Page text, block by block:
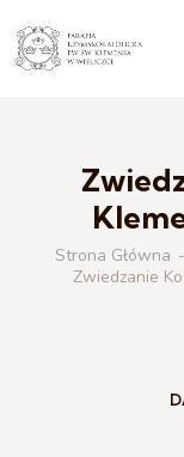
Strona Główna
Zwiedzanie